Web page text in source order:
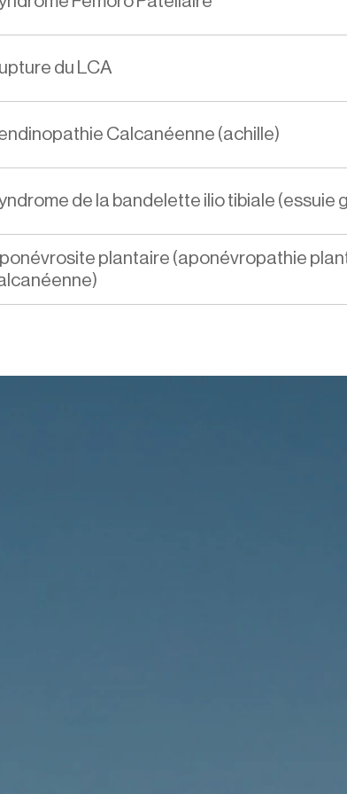
du LCA
Calcanéenne (achille)
de la bandelette ilio tibiale (essuie
plantaire (aponévropathie